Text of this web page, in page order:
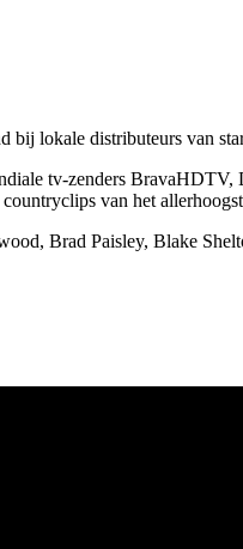
lokale distributeurs van
tv-zenders
van het
Brad Paisley, Blake